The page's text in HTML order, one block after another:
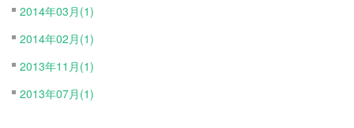
2014年03月(1)
2014年02月(1)
2013年11月(1)
2013年07月(1)